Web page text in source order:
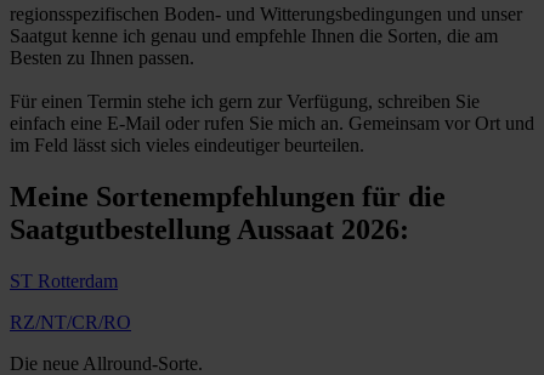
regionsspezifischen Boden- und Witterungsbedingungen und unser
Saatgut kenne ich genau und empfehle Ihnen die Sorten, die am
Besten zu Ihnen passen.
Für einen Termin stehe ich gern zur Verfügung, schreiben Sie
einfach eine E-Mail oder rufen Sie mich an. Gemeinsam vor Ort und
im Feld lässt sich vieles eindeutiger beurteilen.
Meine Sortenempfehlungen für die
Saatgutbestellung Aussaat 2026:
ST Rotterdam
RZ/NT/CR/RO
Die neue Allround-Sorte.